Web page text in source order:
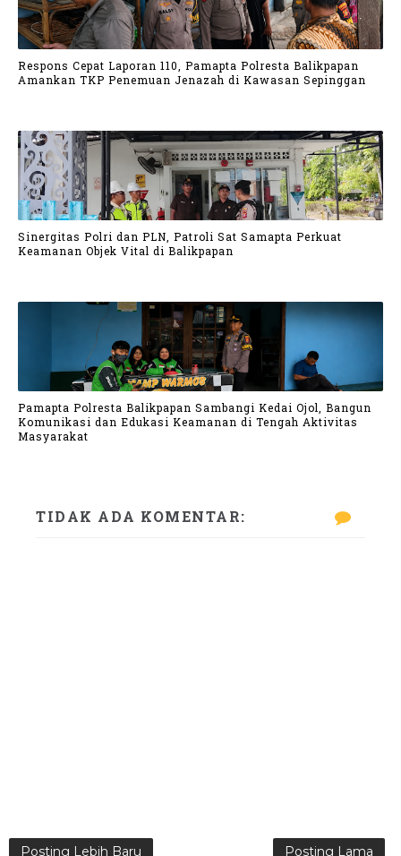
Respons Cepat Laporan 110, Pamapta Polresta Balikpapan
Amankan TKP Penemuan Jenazah di Kawasan Sepinggan
Sinergitas Polri dan PLN, Patroli Sat Samapta Perkuat
Keamanan Objek Vital di Balikpapan
Pamapta Polresta Balikpapan Sambangi Kedai Ojol, Bangun
Komunikasi dan Edukasi Keamanan di Tengah Aktivitas
Masyarakat
TIDAK ADA KOMENTAR:
Posting Lebih Baru Posting Lama